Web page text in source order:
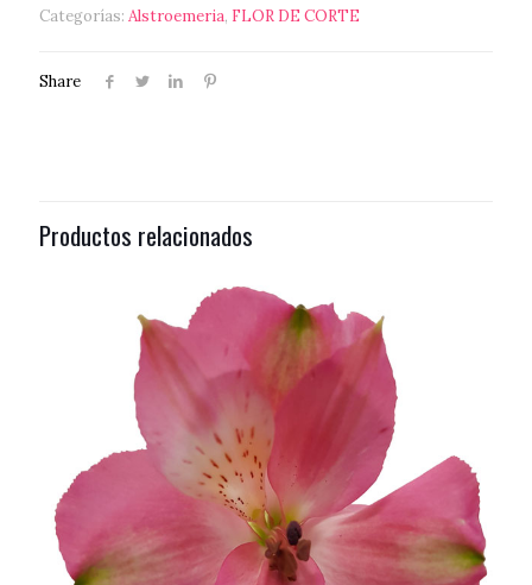
Categorías: Alstroemeria, FLOR DE CORTE
Share
Productos relacionados